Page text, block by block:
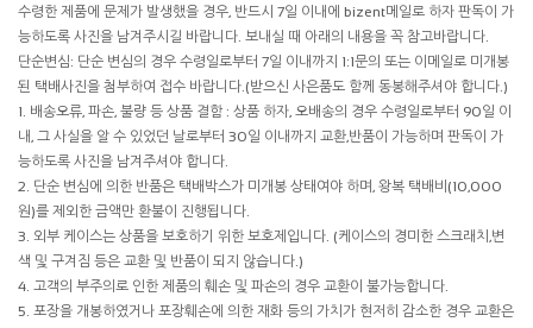
수령한 제품에 문제가 발생했을 경우, 반드시 7일 이내에 bizent메일로 하자 판독이 가
능하도록 사진을 남겨주시길 바랍니다. 보내실 때 아래의 내용을 꼭 참고바랍니다.
단순변심: 단순 변심의 경우 수령일로부터 7일 이내까지 1:1문의 또는 이메일로 미개봉
된 택배사진을 첨부하여 접수 바랍니다.(받으신 사은품도 함께 동봉해주셔야 합니다.)
1. 배송오류, 파손, 불량 등 상품 결함 : 상품 하자, 오배송의 경우 수령일로부터 90일 이
내, 그 사실을 알 수 있었던 날로부터 30일 이내까지 교환,반품이 가능하며 판독이 가
능하도록 사진을 남겨주셔야 합니다.
2. 단순 변심에 의한 반품은 택배박스가 미개봉 상태여야 하며, 왕복 택배비(10,000
원)를 제외한 금액만 환불이 진행됩니다.
3. 외부 케이스는 상품을 보호하기 위한 보호제입니다. (케이스의 경미한 스크래치,변
색 및 구겨짐 등은 교환 및 반품이 되지 않습니다.)
4. 고객의 부주의로 인한 제품의 훼손 및 파손의 경우 교환이 불가능합니다.
5. 포장을 개봉하였거나 포장훼손에 의한 재화 등의 가치가 현저히 감소한 경우 교환은